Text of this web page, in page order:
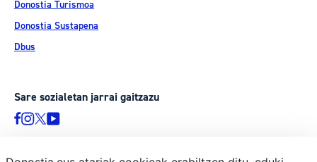
Donostia Turismoa
Donostia Sustapena
Dbus
Sare sozialetan jarrai gaitzazu